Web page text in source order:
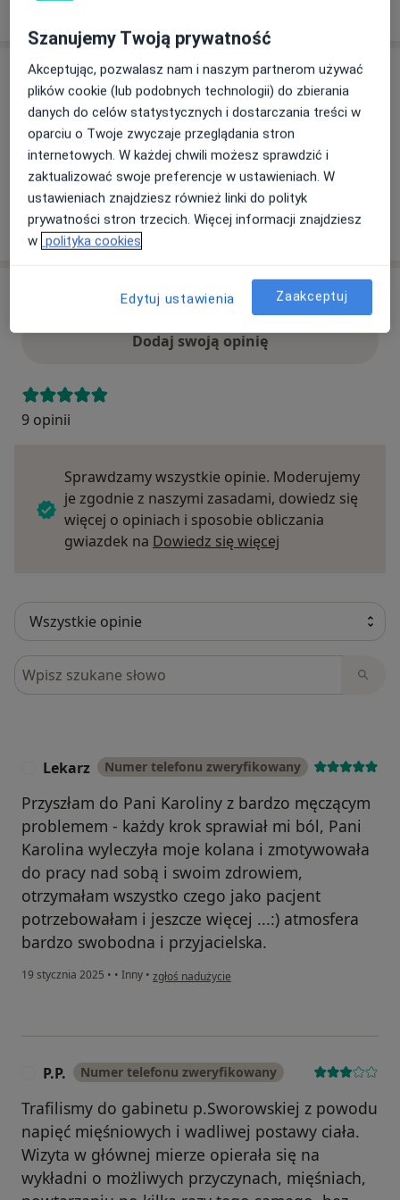
Ubezpieczenia - brak akceptowanych
Ten specjalista przyjmuje wyłącznie pacjentów
prywatnych. Możesz opłacić wizytę samodzielnie lub
znaleźć innego specjalistę, który akceptuje Twoje
ubezpieczenie.
Szukaj specjalistów według ubezpieczenia
Dodaj swoją opinię
9 opinii
Sprawdzamy wszystkie opinie. Moderujemy
je zgodnie z naszymi zasadami, dowiedz się
więcej o opiniach i sposobie obliczania
gwiazdek na Dowiedz się więcej
Szukaj w opiniach
Lekarz Numer telefonu zweryfikowany
Przyszłam do Pani Karoliny z bardzo męczącym
problemem - każdy krok sprawiał mi ból, Pani
Karolina wyleczyła moje kolana i zmotywowała
do pracy nad sobą i swoim zdrowiem,
otrzymałam wszystko czego jako pacjent
potrzebowałam i jeszcze więcej ...:) atmosfera
bardzo swobodna i przyjacielska.
19 stycznia 2025 • • Inny • w opinii użytkownika Lekarz
zgłoś nadużycie
P.P. Numer telefonu zweryfikowany
Trafilismy do gabinetu p.Sworowskiej z powodu
napięć mięśniowych i wadliwej postawy ciała.
Wizyta w głównej mierze opierała się na
wykładni o możliwych przyczynach, mięśniach,
Szanujemy Twoją prywatność
Akceptując, pozwalasz nam i naszym partnerom używać
plików cookie (lub podobnych technologii) do zbierania
danych do celów statystycznych i dostarczania treści w
oparciu o Twoje zwyczaje przeglądania stron
internetowych. W każdej chwili możesz sprawdzić i
zaktualizować swoje preferencje w ustawieniach. W
ustawieniach znajdziesz również linki do polityk
prywatności stron trzecich. Więcej informacji znajdziesz
w polityka cookies
Edytuj ustawienia Zaakceptuj